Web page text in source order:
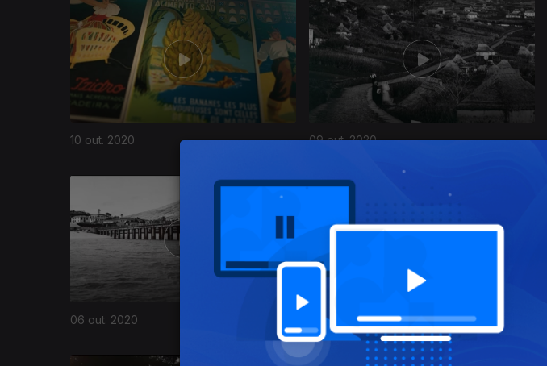
10 out. 2020 09 out. 2020
06 out. 2020 05 out. 2020